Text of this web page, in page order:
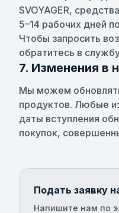
SVOYAGER,
5–14 рабочих дней
Чтобы запросить
обратитесь в
7. Изменения в
Мы можем
продуктов. Любые
даты вступления
покупок,
Подать заявку
Напишите нам по